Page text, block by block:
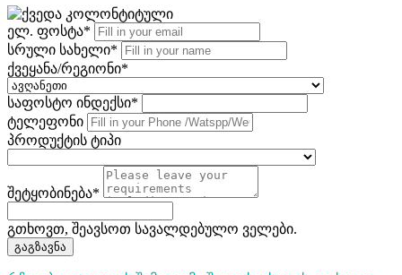
ელ. ფოსტა*
სრული სახელი*
ქვეყანა/რეგიონი*
საფოსტო ინდექსი*
ტელეფონი
პროდუქტის ტიპი
შეტყობინება*
გთხოვთ, შეავსოთ სავალდებულო ველები.
გაგზავნა